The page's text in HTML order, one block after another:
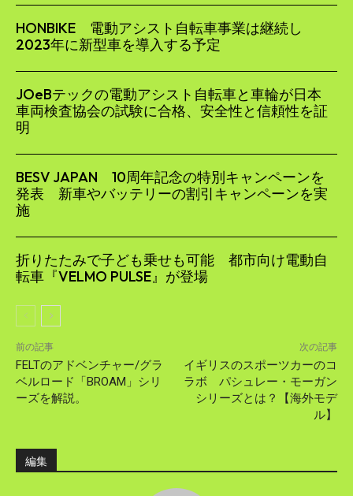
HONBIKE 電動アシスト自転車事業は継続し
2023年に新型車を導入する予定
JOeBテックの電動アシスト自転車と車輪が日本
車両検査協会の試験に合格、安全性と信頼性を証
明
BESV JAPAN 10周年記念の特別キャンペーンを
発表 新車やバッテリーの割引キャンペーンを実
施
折りたたみで子ども乗せも可能 都市向け電動自
転車『VELMO PULSE』が登場
前の記事
FELTのアドベンチャー/グラ
ベルロード「BROAM」シリ
ーズを解説。
次の記事
イギリスのスポーツカーのコ
ラボ パシュレー・モーガン
シリーズとは？【海外モデ
ル】
編集